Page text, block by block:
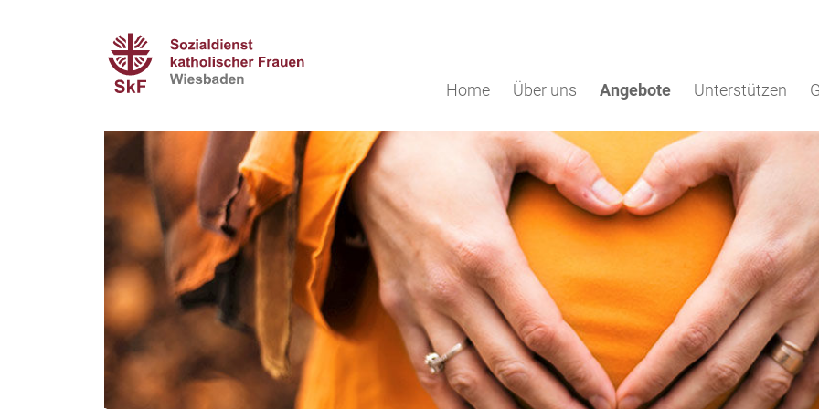
Home Über uns Angebote
Finanzielle Hilfen
Pränataldiagnostik
Vertrauliche Geburt
Trauerbegleitung
Sprachförderkurs
FamDi
Mama + Me
ZusammenSpiel
PEKiP®im Stadtteil
Mütter-
Spiel
(PEKiP®)
Hooyo-
Unterstützen
Mama + Me – Mentorin werden
SkF AnziehTreff – Helfer*in werden
FamilienPaten – Patin werden
Mit Engagement dabei
Spendenkonto